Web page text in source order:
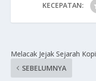
KECEPATAN:
Melacak Jejak Sejarah Kopi
SEBELUMNYA